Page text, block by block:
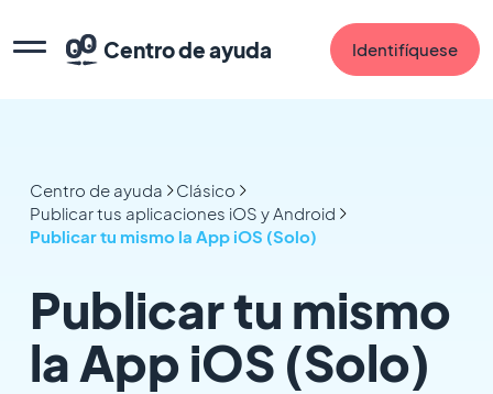
Centro de ayuda Identifíquese
Centro de ayuda
Clásico
Publicar tus aplicaciones iOS y Android
Publicar tu mismo la App iOS (Solo)
Publicar tu mismo
la App iOS (Solo)